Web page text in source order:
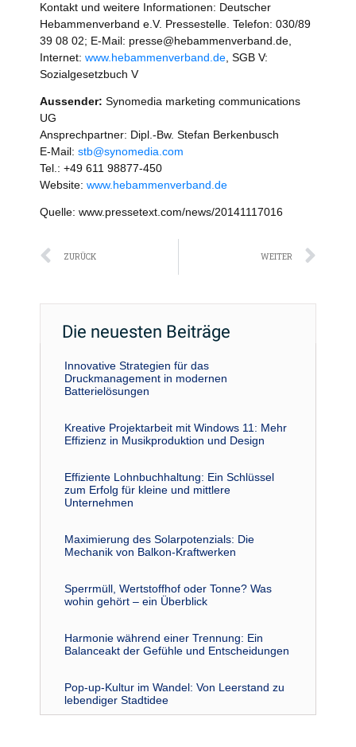
Kontakt und weitere Informationen: Deutscher
Hebammenverband e.V. Pressestelle. Telefon: 030/89
39 08 02; E-Mail: presse@hebammenverband.de,
Internet: www.hebammenverband.de, SGB V:
Sozialgesetzbuch V
Aussender: Synomedia marketing communications
UG
Ansprechpartner: Dipl.-Bw. Stefan Berkenbusch
E-Mail: stb@synomedia.com
Tel.: +49 611 98877-450
Website: www.hebammenverband.de
Quelle: www.pressetext.com/news/20141117016
Zurück
ZURÜCK WEITER
Die neuesten Beiträge
Innovative Strategien für das
Druckmanagement in modernen
Batterielösungen
Kreative Projektarbeit mit Windows 11: Mehr
Effizienz in Musikproduktion und Design
Effiziente Lohnbuchhaltung: Ein Schlüssel
zum Erfolg für kleine und mittlere
Unternehmen
Maximierung des Solarpotenzials: Die
Mechanik von Balkon-Kraftwerken
Sperrmüll, Wertstoffhof oder Tonne? Was
wohin gehört – ein Überblick
Harmonie während einer Trennung: Ein
Balanceakt der Gefühle und Entscheidungen
Pop-up-Kultur im Wandel: Von Leerstand zu
lebendiger Stadtidee